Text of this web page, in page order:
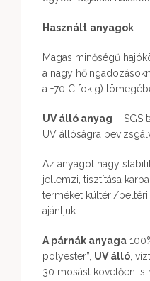
Használt anyagok:
Magas minőségű
a nagy
a +70 C fokig)
UV álló anyag – SGS
UV állóságra
Az anyagot nagy
jellemzi, tisztítása
terméket kültéri/beltéri
ajánljuk.
A párnák anyaga
polyester”, UV álló ,
30 mosást követően is